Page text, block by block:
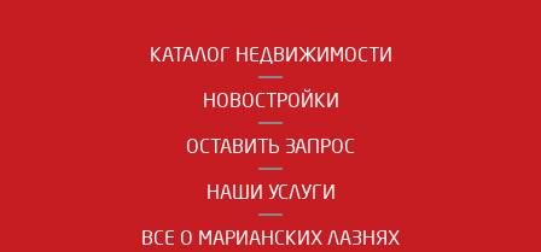
КАТАЛОГ НЕДВИЖИМОСТИ
НОВОСТРОЙКИ
ОСТАВИТЬ ЗАПРОС
НАШИ УСЛУГИ
ВСЕ О МАРИАНСКИХ ЛАЗНЯХ